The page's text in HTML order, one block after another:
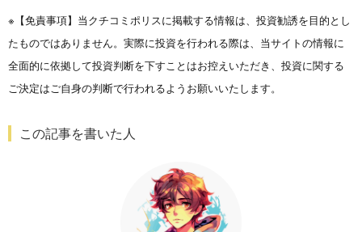
※【免責事項】当クチコミポリスに掲載する情報は、投資勧誘を目的とし
たものではありません。実際に投資を行われる際は、当サイトの情報に
全面的に依拠して投資判断を下すことはお控えいただき、投資に関する
ご決定はご自身の判断で行われるようお願いいたします。
この記事を書いた人